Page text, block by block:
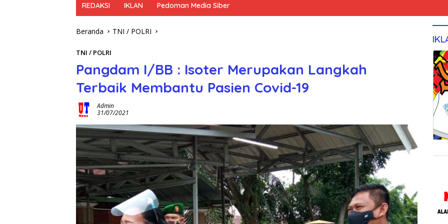
REDAKSI IKLAN Pedoman Media Siber
Beranda TNI / POLRI
TNI / POLRI
Pangdam I/BB : Isoter Merupakan Langkah
Terbaik Membantu Pasien Covid-19
Admin
31/07/2021